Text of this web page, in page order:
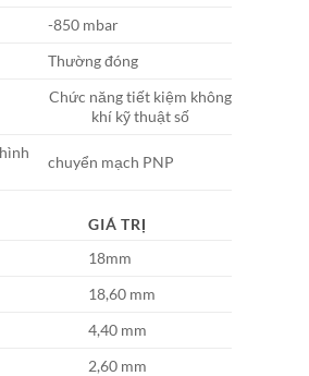
-850 mbar
Thường đóng
Chức năng tiết kiệm không
khí kỹ thuật số
chuyển mạch PNP
GIÁ TRỊ
18mm
18,60 mm
4,40 mm
2,60 mm